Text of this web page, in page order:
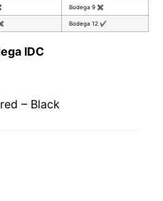
Bodega 9 ✖
Bodega 12 ✔
IDC
– Black